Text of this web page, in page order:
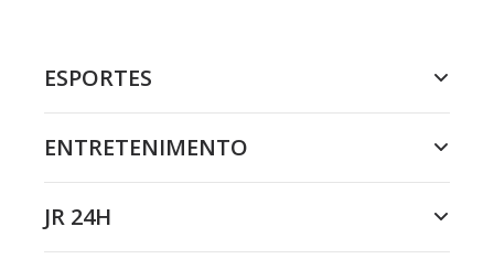
ESPORTES
ENTRETENIMENTO
JR 24H